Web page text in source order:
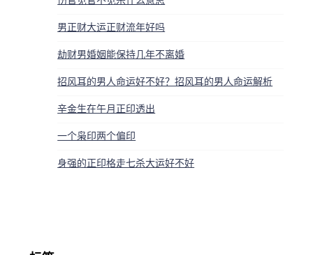
男正财大运正财流年好吗
劫财男婚姻能保持几年不离婚
招风耳的男人命运好不好？招风耳的男人命运解析
辛金生在午月正印透出
一个枭印两个偏印
身强的正印格走七杀大运好不好